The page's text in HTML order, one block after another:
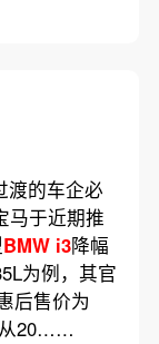
渡的车企必
马于近期推
BMW i3降幅
为例，其官
后售价为
从20……